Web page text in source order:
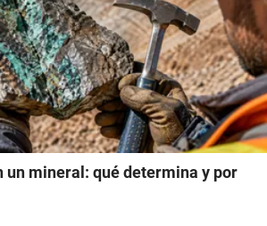
un mineral: qué determina y por